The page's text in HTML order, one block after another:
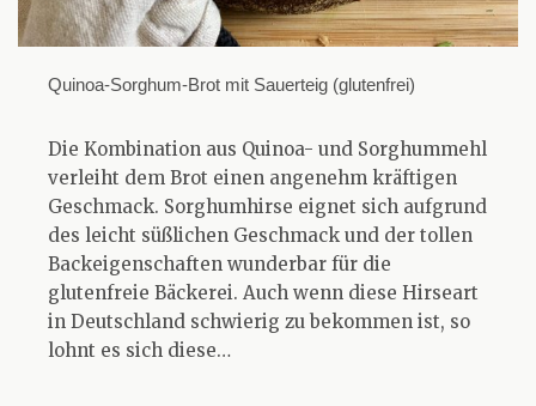
Quinoa-Sorghum-Brot mit Sauerteig (glutenfrei)
Die Kombination aus Quinoa- und Sorghummehl
verleiht dem Brot einen angenehm kräftigen
Geschmack. Sorghumhirse eignet sich aufgrund
des leicht süßlichen Geschmack und der tollen
Backeigenschaften wunderbar für die
glutenfreie Bäckerei. Auch wenn diese Hirseart
in Deutschland schwierig zu bekommen ist, so
lohnt es sich diese…